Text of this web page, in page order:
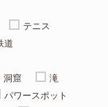
テニス
道
洞窟
滝
パワースポット